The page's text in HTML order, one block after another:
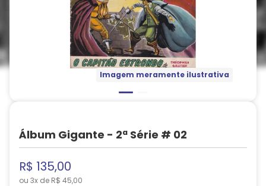
Imagem meramente ilustrativa
Álbum Gigante - 2ª Série # 02
R$ 135,00
ou 3x de R$ 45,00